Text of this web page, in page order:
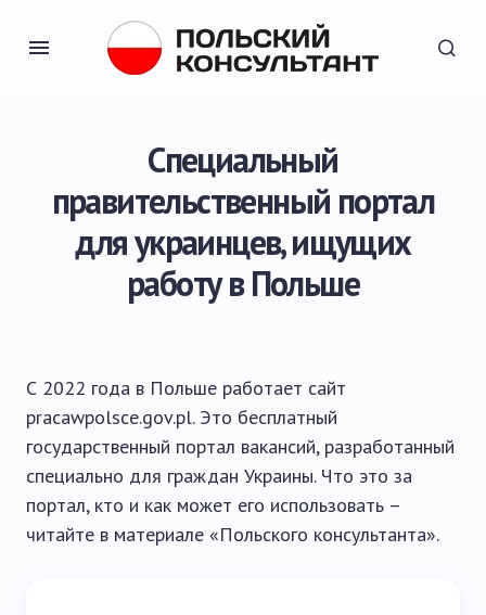
Специальный
правительственный портал
для украинцев, ищущих
работу в Польше
С 2022 года в Польше работает сайт
pracawpolsce.gov.pl. Это бесплатный
государственный портал вакансий, разработанный
специально для граждан Украины. Что это за
портал, кто и как может его использовать –
читайте в материале «Польского консультанта».